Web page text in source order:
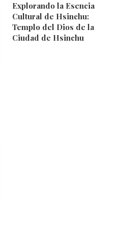
Explorando la Esencia
Cultural de Hsinchu:
Templo del Dios de la
Ciudad de Hsinchu